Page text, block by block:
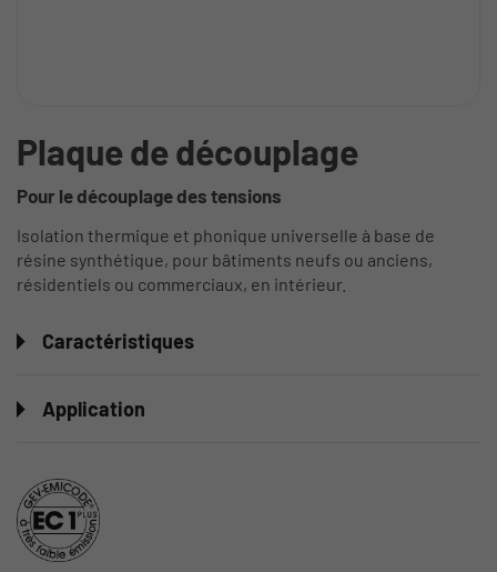
Plaque de découplage
Pour le découplage des tensions
Isolation thermique et phonique universelle à base de
résine synthétique, pour bâtiments neufs ou anciens,
résidentiels ou commerciaux, en intérieur.
Caractéristiques
Application